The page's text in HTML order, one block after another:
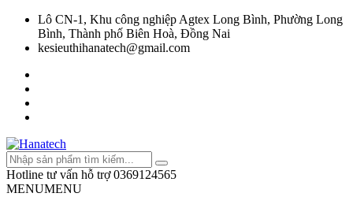
Lô CN-1, Khu công nghiệp Agtex Long Bình, Phường Long
Bình, Thành phố Biên Hoà, Đồng Nai
kesieuthihanatech@gmail.com
Hotline tư vấn hỗ trợ 0369124565
MENUMENU